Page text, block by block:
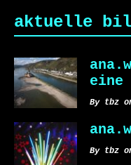
aktuelle
eine
By tbz
By tbz